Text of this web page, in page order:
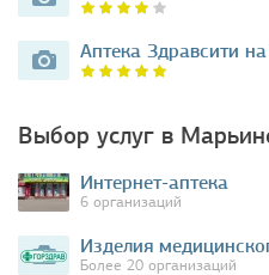
Аптека Здравсити
Выбор услуг в
Интернет-аптека
6 организаций
Изделия
Более 20 организаций